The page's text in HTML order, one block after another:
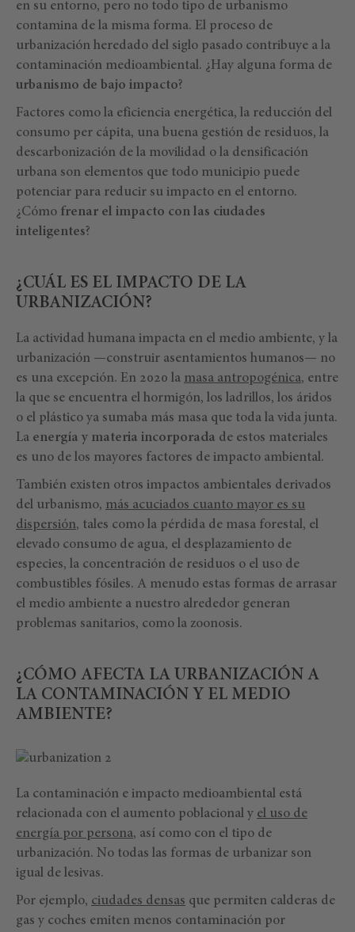
en su entorno, pero no todo tipo de urbanismo
contamina de la misma forma. El proceso de
urbanización heredado del siglo pasado contribuye a la
contaminación medioambiental. ¿Hay alguna forma de
urbanismo de bajo impacto?
Factores como la eficiencia energética, la reducción del
consumo per cápita, una buena gestión de residuos, la
descarbonización de la movilidad o la densificación
urbana son elementos que todo municipio puede
potenciar para reducir su impacto en el entorno.
¿Cómo frenar el impacto con las ciudades
inteligentes?
¿CUÁL ES EL IMPACTO DE LA
URBANIZACIÓN?
La actividad humana impacta en el medio ambiente, y la
urbanización —construir asentamientos humanos— no
es una excepción. En 2020 la masa antropogénica, entre
la que se encuentra el hormigón, los ladrillos, los áridos
o el plástico ya sumaba más masa que toda la vida junta.
La energía y materia incorporada de estos materiales
es uno de los mayores factores de impacto ambiental.
También existen otros impactos ambientales derivados
del urbanismo, más acuciados cuanto mayor es su
dispersión, tales como la pérdida de masa forestal, el
elevado consumo de agua, el desplazamiento de
especies, la concentración de residuos o el uso de
combustibles fósiles. A menudo estas formas de arrasar
el medio ambiente a nuestro alrededor generan
problemas sanitarios, como la zoonosis.
¿CÓMO AFECTA LA URBANIZACIÓN A
LA CONTAMINACIÓN Y EL MEDIO
AMBIENTE?
La contaminación e impacto medioambiental está
relacionada con el aumento poblacional y el uso de
energía por persona, así como con el tipo de
urbanización. No todas las formas de urbanizar son
igual de lesivas.
Por ejemplo, ciudades densas que permiten calderas de
gas y coches emiten menos contaminación por